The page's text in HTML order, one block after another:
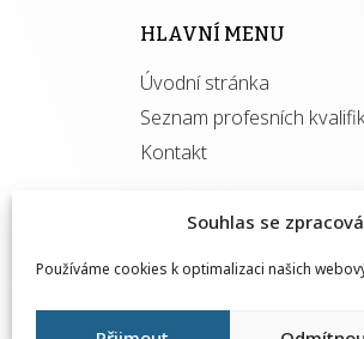
Souhlas se
Používáme cookies k optimalizaci našich
HLAVNÍ MENU
Úvodní stránka
Seznam profesních
Kontakt